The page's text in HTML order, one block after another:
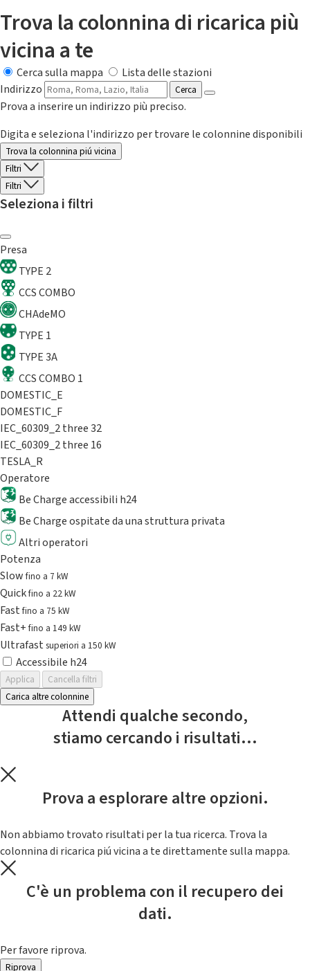
Trova la colonnina di ricarica più
vicina a te
Cerca sulla mappa
Lista delle stazioni
Indirizzo
Cerca
Prova a inserire un indirizzo più preciso.
Digita e seleziona l'indirizzo per trovare le colonnine disponibili
Trova la colonnina piú vicina
Filtri
Filtri
Seleziona i filtri
Presa
TYPE 2
CCS COMBO
CHAdeMO
TYPE 1
TYPE 3A
CCS COMBO 1
DOMESTIC_E
DOMESTIC_F
IEC_60309_2 three 32
IEC_60309_2 three 16
TESLA_R
Operatore
Be Charge accessibili h24
Be Charge ospitate da una struttura privata
Altri operatori
Potenza
Slowfino a 7 kW
Quickfino a 22 kW
Fastfino a 75 kW
Fast+fino a 149 kW
Ultrafast superiori a 150 kW
Accessibile h24
Applica
Cancella filtri
Carica altre colonnine
Attendi qualche secondo,
stiamo cercando i risultati...
Prova a esplorare altre opzioni.
Non abbiamo trovato risultati per la tua ricerca. Trova la
colonnina di ricarica piú vicina a te direttamente sulla mappa.
C'è un problema con il recupero dei
dati.
Per favore riprova.
Riprova